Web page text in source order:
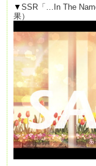
▼ SSR「…In The
果）